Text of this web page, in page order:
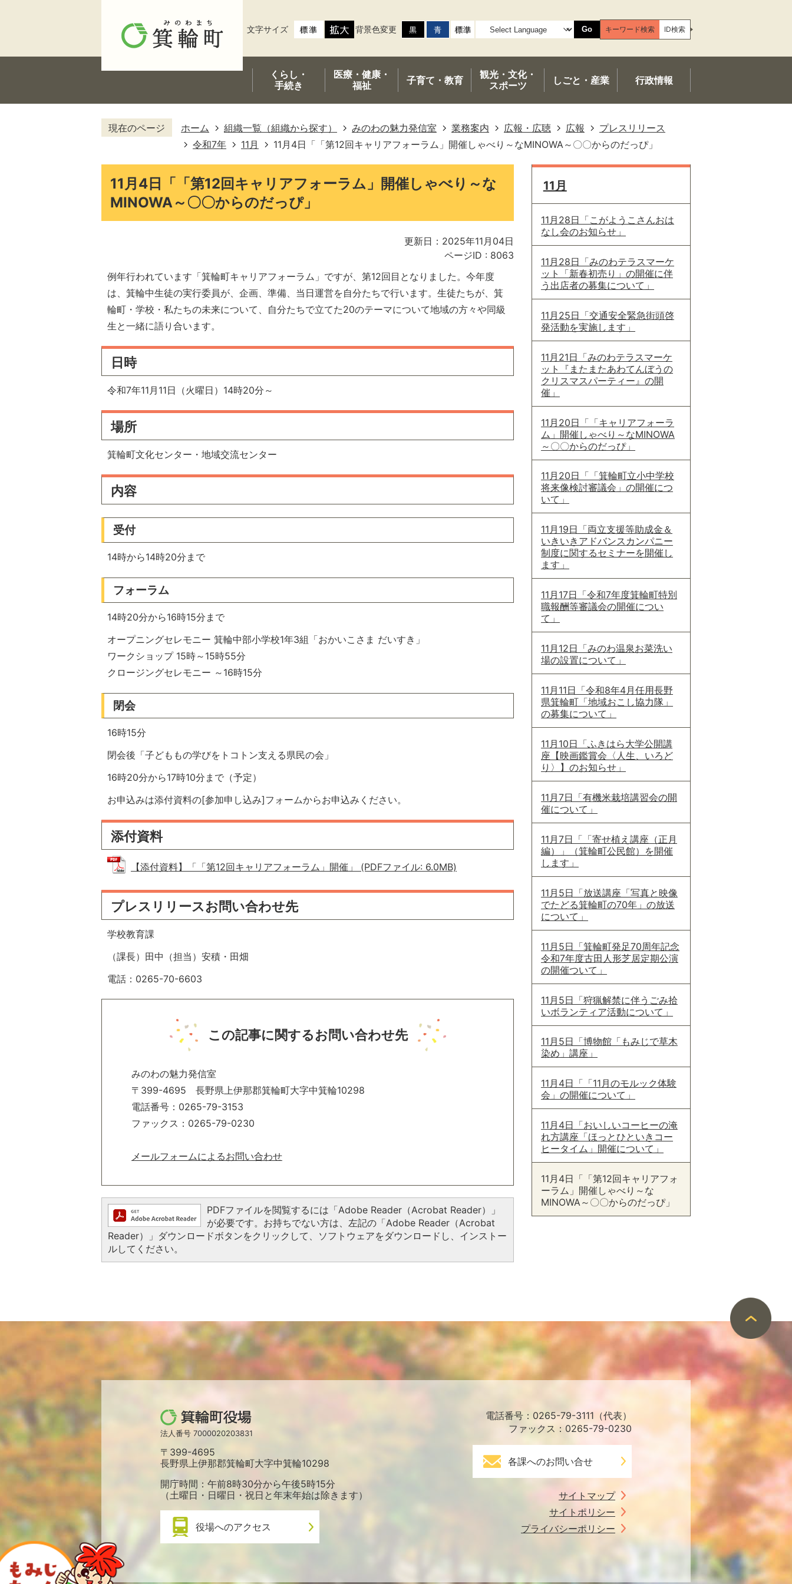
文字サイズ 背景色変更 Go キーワード検索 ID検索
くらし・
手続き
医療・健康・
福祉
子育て・ 教育
観光・文化・
スポーツ
しごと・産業 行政情報
現在のページ ホーム 組織一覧（組織から探す） みのわの魅力発信室 業務案内 広報・広聴 広報
プレスリリース
令和7年
11月 11月4日「「第12回キャリアフォーラム」開催しゃべり～なMINOWA～〇〇からのだっぴ」
11月4日「「第12回キャリアフォーラム」開催しゃべり～な
MINOWA～〇〇からのだっぴ」
更新日：2025年11月04日
ページID : 8063
例年行われています「箕輪町キャリアフォーラム」ですが、第12回目となりました。今年度
は、箕輪中生徒の実行委員が、企画、準備、当日運営を自分たちで行います。生徒たちが、箕
輪町・学校・私たちの未来について、自分たちで立てた20のテーマについて地域の方々や同級
生と一緒に語り合います。
日時
令和7年11月11日（火曜日）14時20分～
場所
箕輪町文化センター・地域交流センター
内容
受付
14時から14時20分まで
フォーラム
14時20分から16時15分まで
オープニングセレモニー 箕輪中部小学校1年3組「おかいこさま だいすき」
ワークショップ 15時～15時55分
クロージングセレモニー ～16時15分
閉会
16時15分
閉会後「子どももの学びをトコトン支える県民の会」
16時20分から17時10分まで（予定）
お申込みは添付資料の[参加申し込み]フォームからお申込みください。
添付資料
【添付資料】「「第12回キャリアフォーラム」開催」 (PDFファイル: 6.0MB)
プレスリリースお問い合わせ先
学校教育課
（課長）田中（担当）安積・田畑
電話：0265-70-6603
この記事に関するお問い合わせ先
みのわの魅力発信室
〒399-4695 長野県上伊那郡箕輪町大字中箕輪10298
電話番号：0265-79-3153
ファックス：0265-79-0230
メールフォームによるお問い合わせ
PDFファイルを閲覧するには「Adobe Reader（Acrobat Reader）」
が必要です。お持ちでない方は、左記の「Adobe Reader（Acrobat
Reader）」ダウンロードボタンをクリックして、ソフトウェアをダウンロードし、インストー
ルしてください。
11月
11月28日「こがようこさんおは
なし会のお知らせ」
11月28日「みのわテラスマーケ
ット「新春初売り」の開催に伴
う出店者の募集について」
11月25日「交通安全緊急街頭啓
発活動を実施します」
11月21日「みのわテラスマーケ
ット『またまたあわてんぼうの
クリスマスパーティー』の開
催」
11月20日「「キャリアフォーラ
ム」開催しゃべり～なMINOWA
～〇〇からのだっぴ」
11月20日「「箕輪町立小中学校
将来像検討審議会」の開催につ
いて」
11月19日「両立支援等助成金＆
いきいきアドバンスカンパニー
制度に関するセミナーを開催し
ます」
11月17日「令和7年度箕輪町特別
職報酬等審議会の開催につい
て」
11月12日「みのわ温泉お菜洗い
場の設置について」
11月11日「令和8年4月任用長野
県箕輪町「地域おこし協力隊」
の募集について」
11月10日「ふきはら大学公開講
座【映画鑑賞会〈人生、いろど
り〉】のお知らせ」
11月7日「有機米栽培講習会の開
催について」
11月7日「「寄せ植え講座（正月
編）」（箕輪町公民館）を開催
します」
11月5日「放送講座「写真と映像
でたどる箕輪町の70年」の放送
について」
11月5日「箕輪町発足70周年記念
令和7年度古田人形芝居定期公演
の開催ついて」
11月5日「狩猟解禁に伴うごみ拾
いボランティア活動について」
11月5日「博物館「もみじで草木
染め」講座」
11月4日「「11月のモルック体験
会」の開催について」
11月4日「おいしいコーヒーの淹
れ方講座「ほっとひといきコー
ヒータイム」開催について」
11月4日「「第12回キャリアフォ
ーラム」開催しゃべり～な
MINOWA～〇〇からのだっぴ」
箕
輪
町
役
場
法人番号 7000020203831
〒399-4695
長野県上伊那郡箕輪町大字中箕輪10298
開庁時間：午前8時30分から午後5時15分
（土曜日・日曜日・祝日と年末年始は除きます）
役場へのアクセス
電話番号：0265-79-3111（代表）
ファックス：0265-79-0230
各課へのお問い合せ
サイトマップ
サイトポリシー
プライバシーポリシー